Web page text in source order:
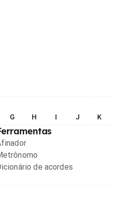
G H I J K
de acordes